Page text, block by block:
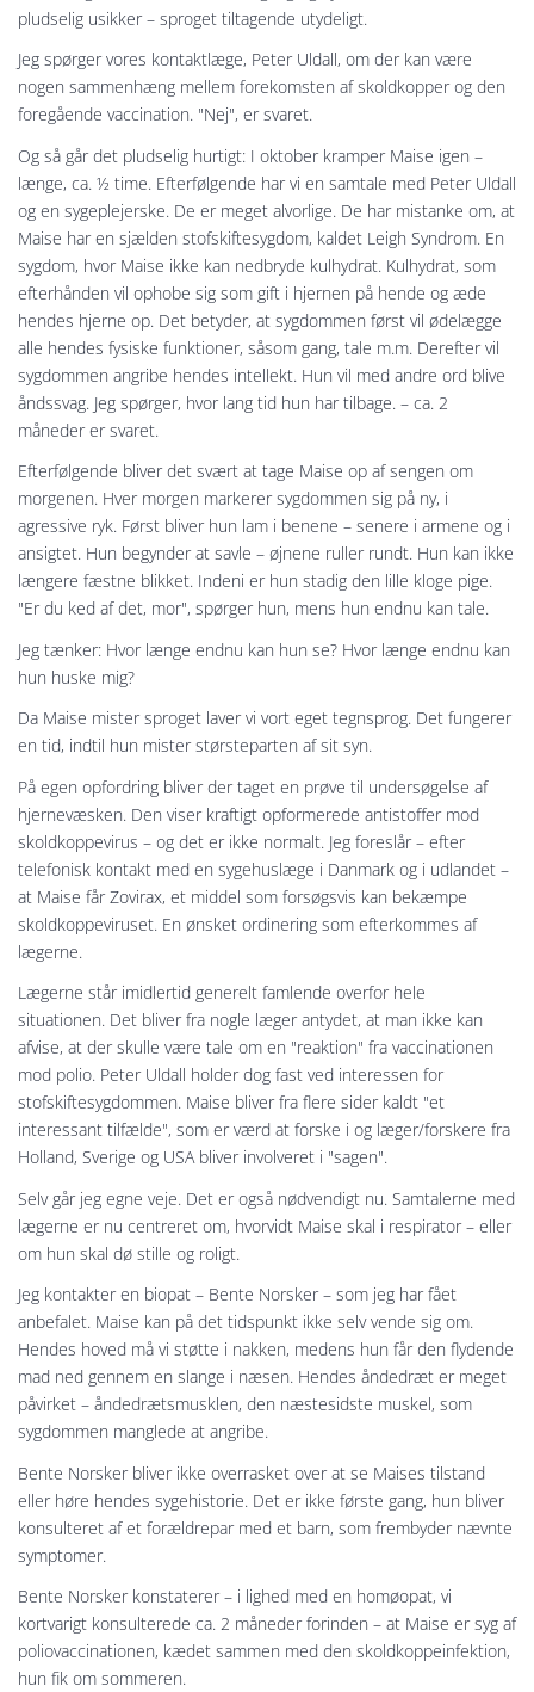
pludselig usikker – sproget tiltagende utydeligt.
Jeg spørger vores kontaktlæge, Peter Uldall, om der kan være
nogen sammenhæng mellem forekomsten af skoldkopper og den
foregående vaccination. "Nej", er svaret.
Og så går det pludselig hurtigt: I oktober kramper Maise igen –
længe, ca. ½ time. Efterfølgende har vi en samtale med Peter Uldall
og en sygeplejerske. De er meget alvorlige. De har mistanke om, at
Maise har en sjælden stofskiftesygdom, kaldet Leigh Syndrom. En
sygdom, hvor Maise ikke kan nedbryde kulhydrat. Kulhydrat, som
efterhånden vil ophobe sig som gift i hjernen på hende og æde
hendes hjerne op. Det betyder, at sygdommen først vil ødelægge
alle hendes fysiske funktioner, såsom gang, tale m.m. Derefter vil
sygdommen angribe hendes intellekt. Hun vil med andre ord blive
åndssvag. Jeg spørger, hvor lang tid hun har tilbage. – ca. 2
måneder er svaret.
Efterfølgende bliver det svært at tage Maise op af sengen om
morgenen. Hver morgen markerer sygdommen sig på ny, i
agressive ryk. Først bliver hun lam i benene – senere i armene og i
ansigtet. Hun begynder at savle – øjnene ruller rundt. Hun kan ikke
længere fæstne blikket. Indeni er hun stadig den lille kloge pige.
"Er du ked af det, mor", spørger hun, mens hun endnu kan tale.
Jeg tænker: Hvor længe endnu kan hun se? Hvor længe endnu kan
hun huske mig?
Da Maise mister sproget laver vi vort eget tegnsprog. Det fungerer
en tid, indtil hun mister størsteparten af sit syn.
På egen opfordring bliver der taget en prøve til undersøgelse af
hjernevæsken. Den viser kraftigt opformerede antistoffer mod
skoldkoppevirus – og det er ikke normalt. Jeg foreslår – efter
telefonisk kontakt med en sygehuslæge i Danmark og i udlandet –
at Maise får Zovirax, et middel som forsøgsvis kan bekæmpe
skoldkoppeviruset. En ønsket ordinering som efterkommes af
lægerne.
Lægerne står imidlertid generelt famlende overfor hele
situationen. Det bliver fra nogle læger antydet, at man ikke kan
afvise, at der skulle være tale om en "reaktion" fra vaccinationen
mod polio. Peter Uldall holder dog fast ved interessen for
stofskiftesygdommen. Maise bliver fra flere sider kaldt "et
interessant tilfælde", som er værd at forske i og læger/forskere fra
Holland, Sverige og USA bliver involveret i "sagen".
Selv går jeg egne veje. Det er også nødvendigt nu. Samtalerne med
lægerne er nu centreret om, hvorvidt Maise skal i respirator – eller
om hun skal dø stille og roligt.
Jeg kontakter en biopat – Bente Norsker – som jeg har fået
anbefalet. Maise kan på det tidspunkt ikke selv vende sig om.
Hendes hoved må vi støtte i nakken, medens hun får den flydende
mad ned gennem en slange i næsen. Hendes åndedræt er meget
påvirket – åndedrætsmusklen, den næstesidste muskel, som
sygdommen manglede at angribe.
Bente Norsker bliver ikke overrasket over at se Maises tilstand
eller høre hendes sygehistorie. Det er ikke første gang, hun bliver
konsulteret af et forældrepar med et barn, som frembyder nævnte
symptomer.
Bente Norsker konstaterer – i lighed med en homøopat, vi
kortvarigt konsulterede ca. 2 måneder forinden – at Maise er syg af
poliovaccinationen, kædet sammen med den skoldkoppeinfektion,
hun fik om sommeren.